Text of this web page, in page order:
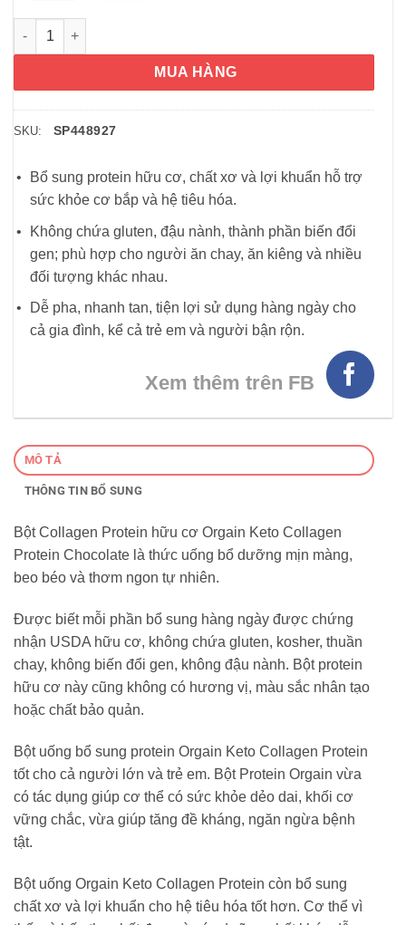
Bột Collagen Protein hữu cơ Orgain Keto Collagen Protein
MUA HÀNG
SKU: SP448927
Bổ sung protein hữu cơ, chất xơ và lợi khuẩn hỗ trợ
sức khỏe cơ bắp và hệ tiêu hóa.
Không chứa gluten, đậu nành, thành phần biến đổi
gen; phù hợp cho người ăn chay, ăn kiêng và nhiều
đối tượng khác nhau.
Dễ pha, nhanh tan, tiện lợi sử dụng hàng ngày cho
cả gia đình, kể cả trẻ em và người bận rộn.
Xem thêm trên FB
MÔ TẢ
THÔNG TIN BỔ SUNG
Bột Collagen Protein hữu cơ Orgain Keto Collagen
Protein Chocolate là thức uống bổ dưỡng mịn màng,
beo béo và thơm ngon tự nhiên.
Được biết mỗi phần bổ sung hàng ngày được chứng
nhận USDA hữu cơ, không chứa gluten, kosher, thuần
chay, không biến đổi gen, không đậu nành. Bột protein
hữu cơ này cũng không có hương vị, màu sắc nhân tạo
hoặc chất bảo quản.
Bột uống bổ sung protein Orgain Keto Collagen Protein
tốt cho cả người lớn và trẻ em. Bột Protein Orgain vừa
có tác dụng giúp cơ thể có sức khỏe dẻo dai, khối cơ
vững chắc, vừa giúp tăng đề kháng, ngăn ngừa bệnh
tật.
Bột uống Orgain Keto Collagen Protein còn bổ sung
chất xơ và lợi khuẩn cho hệ tiêu hóa tốt hơn. Cơ thể vì